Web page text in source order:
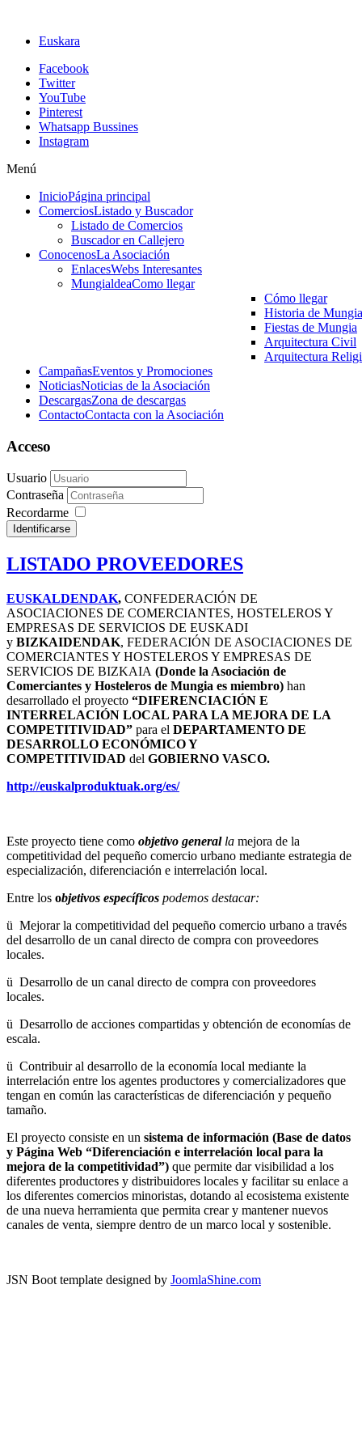
Euskara
Facebook
Twitter
YouTube
Pinterest
Whatsapp Bussines
Instagram
Menú
InicioPágina principal
ComerciosListado y Buscador
Listado de Comercios
Buscador en Callejero
ConocenosLa Asociación
EnlacesWebs Interesantes
MungialdeaComo llegar
Cómo llegar
Historia de Mungia
Fiestas de Mungia
Arquitectura Civil
Arquitectura
CampañasEventos y Promociones
NoticiasNoticias de la Asociación
DescargasZona de descargas
ContactoContacta con la Asociación
Acceso
Usuario
Contraseña
Recordarme
Identificarse
LISTADO PROVEEDORES
EUSKALDENDAK, CONFEDERACIÓN DE
ASOCIACIONES DE COMERCIANTES, HOSTELEROS Y
EMPRESAS DE SERVICIOS DE EUSKADI
y BIZKAIDENDAK, FEDERACIÓN DE ASOCIACIONES DE
COMERCIANTES Y HOSTELEROS Y EMPRESAS DE
SERVICIOS DE BIZKAIA (Donde la Asociación de
Comerciantes y Hosteleros de Mungia es miembro) han
desarrollado el proyecto “DIFERENCIACIÓN E
INTERRELACIÓN LOCAL PARA LA MEJORA DE LA
COMPETITIVIDAD” para el DEPARTAMENTO DE
DESARROLLO ECONÓMICO Y
COMPETITIVIDAD del GOBIERNO VASCO.
http://euskalproduktuak.org/es/
Este proyecto tiene como objetivo general la mejora de la
competitividad del pequeño comercio urbano mediante estrategia de
especialización, diferenciación e interrelación local.
Entre los objetivos específicos podemos destacar:
ü Mejorar la competitividad del pequeño comercio urbano a través
del desarrollo de un canal directo de compra con proveedores
locales.
ü Desarrollo de un canal directo de compra con proveedores
locales.
ü Desarrollo de acciones compartidas y obtención de economías de
escala.
ü Contribuir al desarrollo de la economía local mediante la
interrelación entre los agentes productores y comercializadores que
tengan en común las características de diferenciación y pequeño
tamaño.
El proyecto consiste en un sistema de información (Base de datos
y Página Web “Diferenciación e interrelación local para la
mejora de la competitividad”) que permite dar visibilidad a los
diferentes productores y distribuidores locales y facilitar su enlace a
los diferentes comercios minoristas, dotando al ecosistema existente
de una nueva herramienta que permita crear y mantener nuevos
canales de venta, siempre dentro de un marco local y sostenible.
JSN Boot template designed by JoomlaShine.com